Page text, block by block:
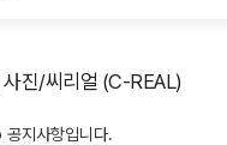
사진/씨리얼 (C-REAL)
지사항입니다.